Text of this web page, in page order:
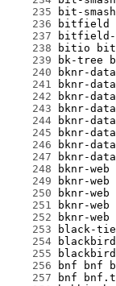
    235
    236
    237
    238
    239
    240
    241
    242
    243
    244
    245
    246
    247
    248
    249
    250
    251
    252
    253
    254
    255
    256
    257